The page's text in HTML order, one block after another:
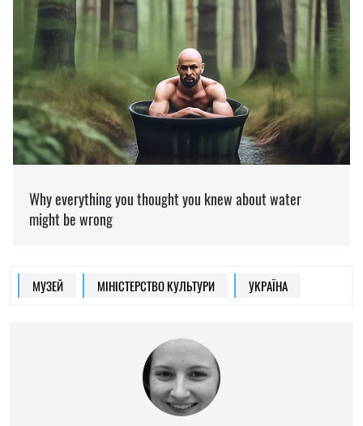
МУЗЕЙ МІНІСТЕРСТВО КУЛЬТУРИ УКРАЇНА